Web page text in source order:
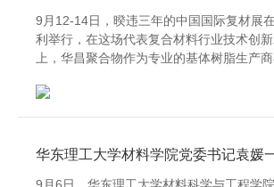
9月12-14日，暌违三年的中国国际复材展
利举行，在这场代表复合材料行业技术创
上，华昌聚合物作为专业的基体树脂生产
华东理工大学材料学院党委书记袁媛